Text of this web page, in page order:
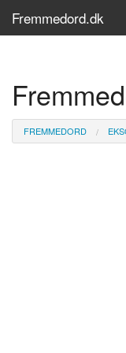
Fremmedord.dk
Søg...
Find bøger
FREMMEDORD